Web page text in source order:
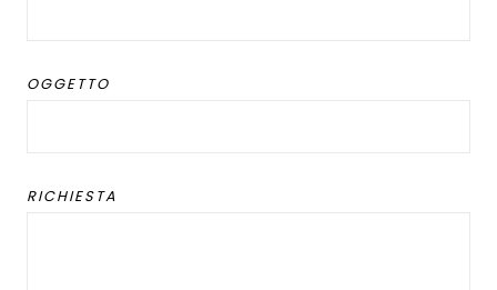
OGGETTO
RICHIESTA